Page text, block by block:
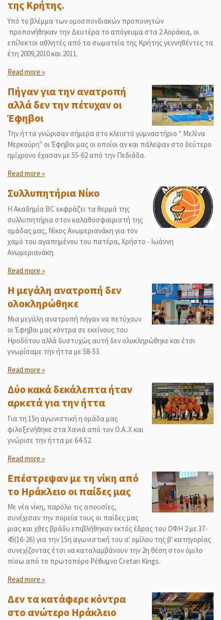
της Κρήτης.
Υπό το βλέμμα των ομοσπονδιακών προπονητών
προπονήθηκαν την Δευτέρα το απόγευμα στα 2 Αοράκια, οι
επίλεκτοι αθλητές από τα σωματεία της Κρήτης γεννηθέντες τα
έτη 2009,2010 και 2011.
Read more »
Πήγαν για την ανατροπή
αλλά δεν την πέτυχαν οι
Έφηβοι
Την ήττα γνώρισαν σήμερα στο κλειστό γυμναστήριο " Μελίνα
Μερκούρη" οι Έφηβοι μας οι οποίοι αν και πάλεψαν στο δεύτερο
ημίχρονο έχασαν με 55-62 από την Πεδιάδα.
Read more »
Συλλυπητήρια Νίκο
Η Ακαδημία ΒC εκφράζει τα θερμά της
συλλυπητήρια στον καλαθοσφαιριστή της
ομάδας μας, Νίκος Ανωμεριανάκη για τον
χαμό του αγαπημένου του πατέρα, Χρήστο - Ιωάννη
Ανωμεριανάκη.
Read more »
Η μεγάλη ανατροπή δεν
ολοκληρώθηκε
Μια μεγάλη ανατροπή πήγαν να πετύχουν
οι Έφηβοι μας κόντρα σε εκείνους του
Ηροδότου αλλά δυστυχώς αυτή δεν ολοκληρώθηκε και έτσι
γνωρίσαμε την ήττα με 58-53.
Read more »
Δύο κακά δεκάλεπτα ήταν
αρκετά για την ήττα
Για τη 15η αγωνιστική η ομάδα μας
φιλοξενήθηκε στα Χανιά από τον Ο.Α..Χ και
γνώρισε την ήττα με 64-52.
Read more »
Επέστρεψαν με τη νίκη από
το Ηράκλειο οι παίδες μας
Με νέα νίκη, παρόλο τις απουσίες,
συνέχισαν την πορεία τους οι παίδες μας
μιας και χθες βράδυ επιβλήθηκαν εκτός έδρας του ΟΦΗ 2 με 37-
45(16-26) για την 15η αγωνιστική του α' ομίλου της β' κατηγορίας
συνεχίζοντας έτσι να καταλαμβάνουν την 2η θέση στον όμιλο
πίσω από το πρωτοπόρο Ρέθυμνο Cretan Kings.
Read more »
Δεν τα κατάφερε κόντρα
στο ανώτερο Ηράκλειο